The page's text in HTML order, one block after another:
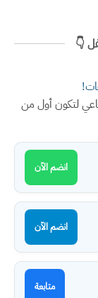
👇
لتكون أول من
انضم الآن
انضم الآن
متابعة